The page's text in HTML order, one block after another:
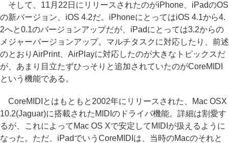
そして、11月22日にリリースされたのがiPhone、iPadのOS
の新バージョン、iOS 4.2だ。iPhoneにとってはiOS 4.1から4.
2へと0.1のバージョンアップだが、iPadにとっては3.2からの
メジャーバージョンアップ。マルチタスクに対応したり、前述
のとおりAirPrint、AirPlayに対応したのが大きなトピックスだ
が、あまり目立たずひっそりと追加されていたのがCoreMIDI
という機能である。
CoreMIDIとはもともと2002年にリリースされた、Mac OSX
10.2(Jaguar)に搭載されたMIDIのドライバ機能。詳細は割愛す
るが、これによってMac OS Xで安定してMIDIが扱えるように
なった。ただ、iPadでいうCoreMIDIは、当時のMacのそれと